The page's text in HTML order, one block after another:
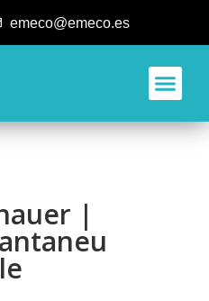
emeco@emeco.es
|